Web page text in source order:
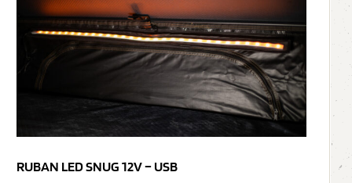
RUBAN LED SNUG 12V – USB